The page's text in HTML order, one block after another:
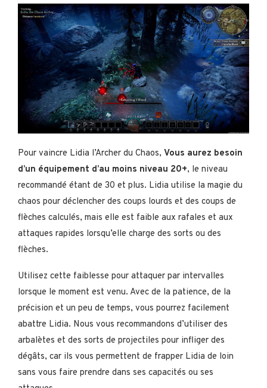
Pour vaincre Lidia l’Archer du Chaos, Vous aurez besoin
d’un équipement d’au moins niveau 20+, le niveau
recommandé étant de 30 et plus. Lidia utilise la magie du
chaos pour déclencher des coups lourds et des coups de
flèches calculés, mais elle est faible aux rafales et aux
attaques rapides lorsqu’elle charge des sorts ou des
flèches.
Utilisez cette faiblesse pour attaquer par intervalles
lorsque le moment est venu. Avec de la patience, de la
précision et un peu de temps, vous pourrez facilement
abattre Lidia. Nous vous recommandons d’utiliser des
arbalètes et des sorts de projectiles pour infliger des
dégâts, car ils vous permettent de frapper Lidia de loin
sans vous faire prendre dans ses capacités ou ses